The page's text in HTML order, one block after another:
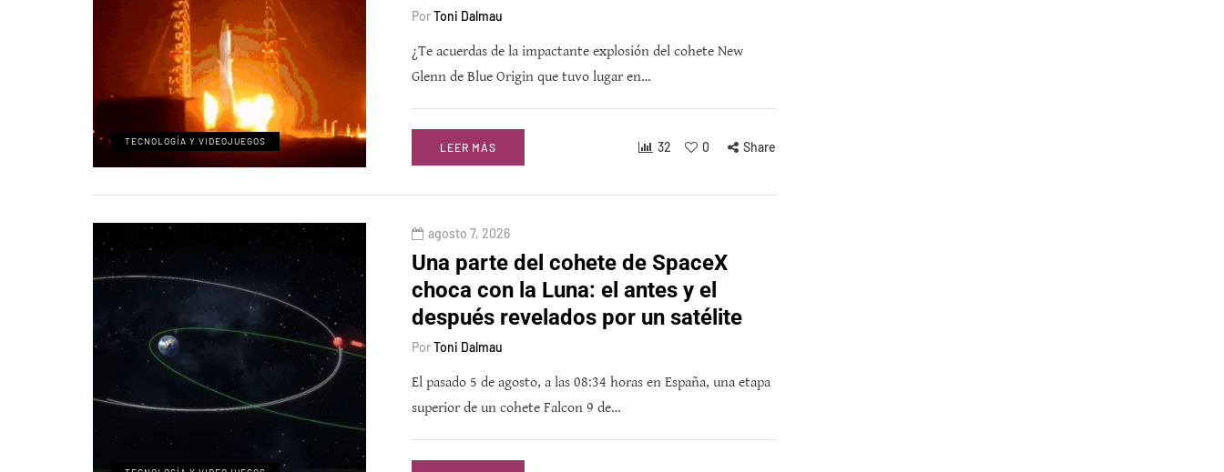
TECNOLOGÍA Y VIDEOJUEGOS
PorToni Dalmau
¿Te acuerdas de la impactante explosión del cohete New
Glenn de Blue Origin que tuvo lugar en…
LEER MÁS 32 0 Share
agosto 7, 2026
Una parte del cohete de SpaceX
choca con la Luna: el antes y el
después revelados por un satélite
PorToni Dalmau
El pasado 5 de agosto, a las 08:34 horas en España, una etapa
superior de un cohete Falcon 9 de…